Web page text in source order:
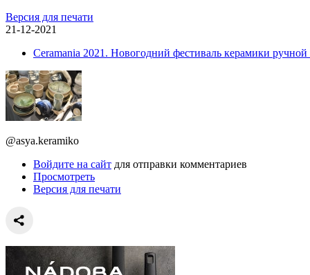
Версия для печати
21-12-2021
Ceramania 2021. Новогодний фестиваль керамики ручной
@asya.keramiko
Войдите на сайт для отправки комментариев
Просмотреть
Версия для печати